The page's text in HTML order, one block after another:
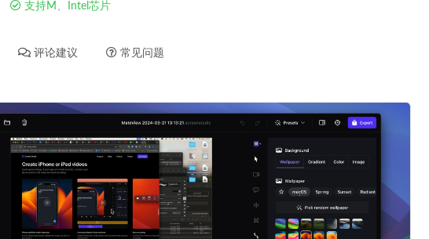
支持M、Intel芯片
评论建议 常见问题